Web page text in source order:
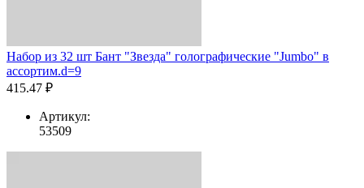
Набор из 32 шт Бант "Звезда" голографические "Jumbo" в
ассортим.d=9
415.47 ₽
Артикул:
53509